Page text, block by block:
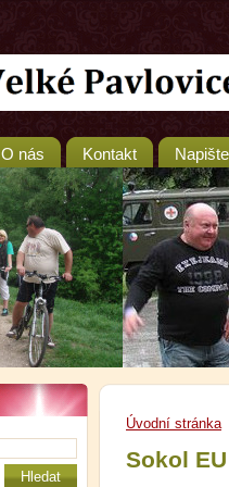
O nás Kontakt
Úvodní stránka
Sokol EU